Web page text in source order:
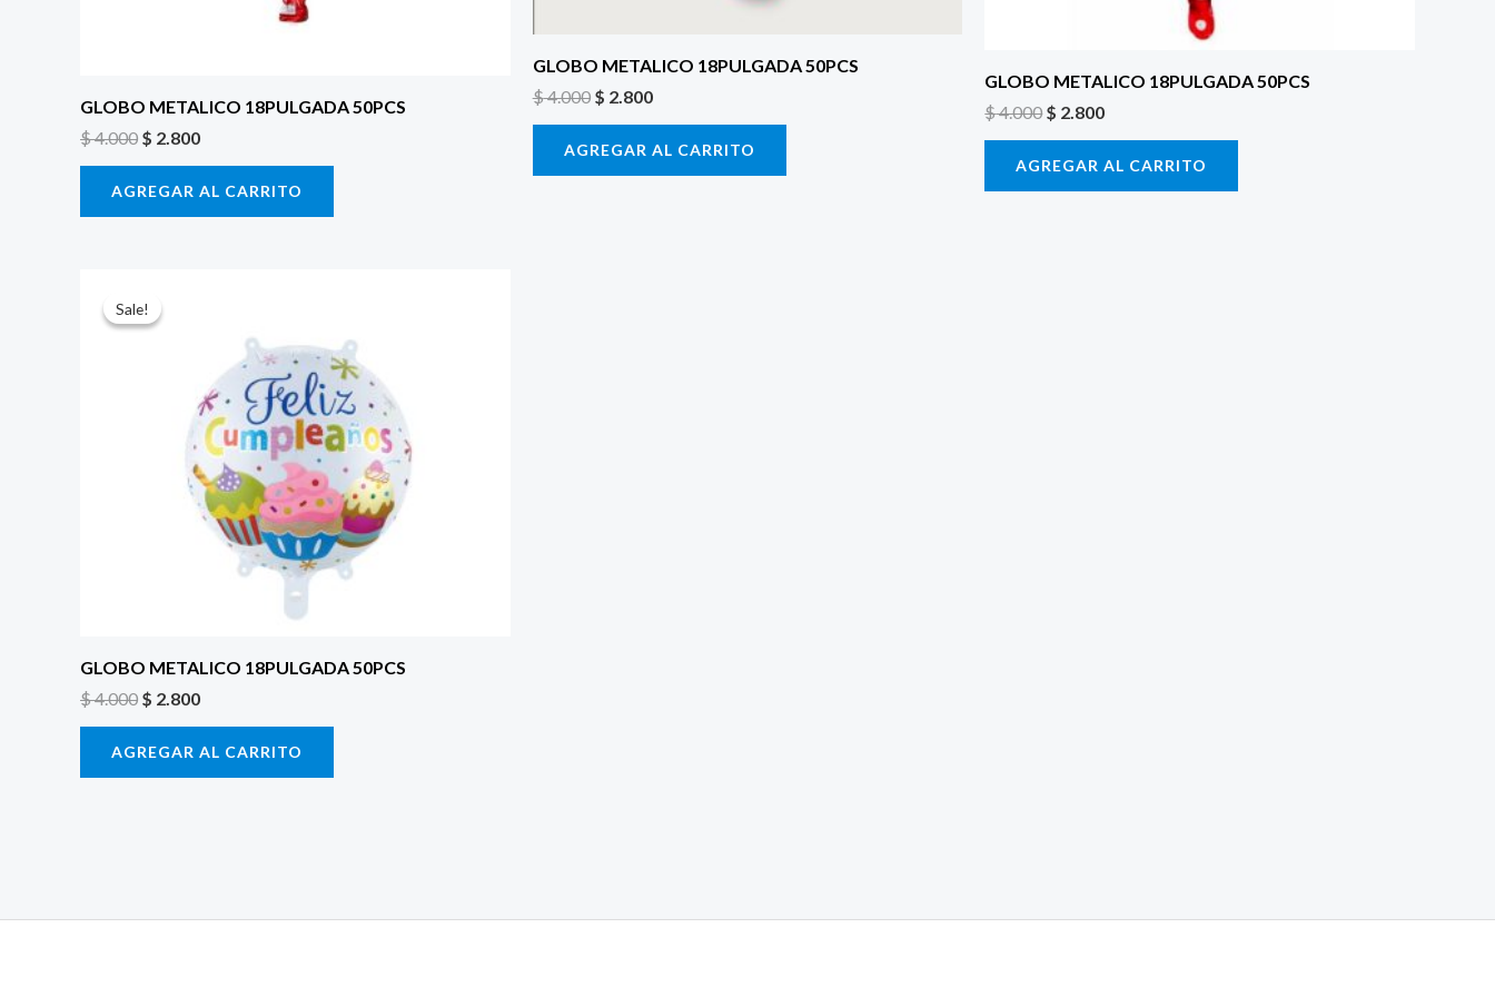
GLOBO METALICO 18PULGADA 50PCS
$4.000 $ 2.800
AGREGAR AL CARRITO
GLOBO METALICO 18PULGADA 50PCS
$4.000 $ 2.800
AGREGAR AL CARRITO
GLOBO METALICO 18PULGADA 50PCS
$4.000$ 2.800
AGREGAR AL CARRITO
Sale!
Sale!
GLOBO METALICO 18PULGADA 50PCS
$4.000
precio
original
$ 2.800
$ 2.800.
AGREGAR AL CARRITO